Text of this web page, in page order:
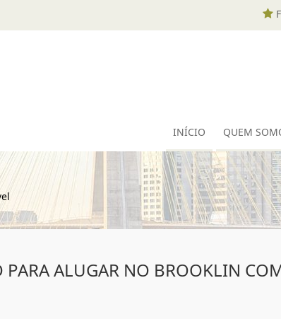
INÍCIO QUEM
PARA ALUGAR NO BROOKLIN